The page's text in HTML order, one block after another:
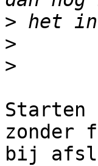
>
>
>
Starten
zonder
bij